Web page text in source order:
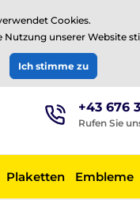
aufTrustpilot
EUR
+43 676
Rufen Sie
Plaketten Embleme
Cookies.
unserer Website
Ich stimme zu